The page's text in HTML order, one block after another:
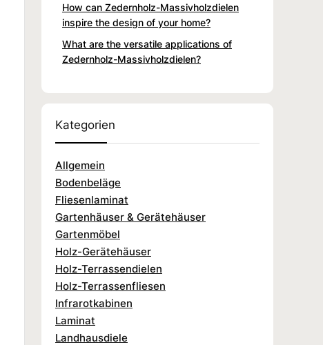
How can Zedernholz-Massivholzdielen
inspire the design of your home?
What are the versatile applications of
Zedernholz-Massivholzdielen?
Kategorien
Allgemein
Bodenbeläge
Fliesenlaminat
Gartenhäuser & Gerätehäuser
Gartenmöbel
Holz-Gerätehäuser
Holz-Terrassendielen
Holz-Terrassenfliesen
Infrarotkabinen
Laminat
Landhausdiele